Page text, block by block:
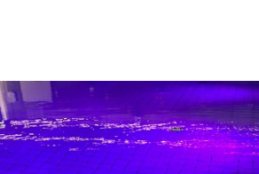
VISSTE DU AT..?
Trening i vann er godt for muskler